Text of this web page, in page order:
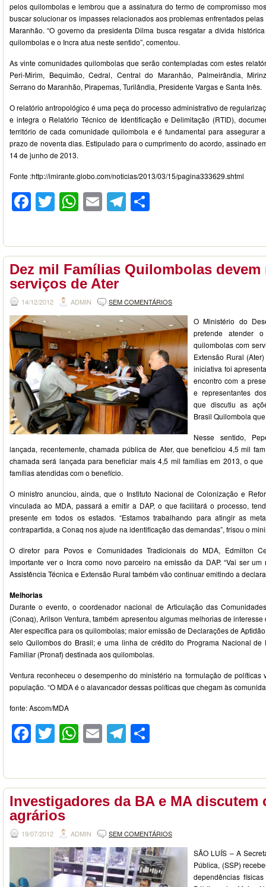
pelos quilombolas e lembrou que a assinatura do termo de compromisso
buscar solucionar os impasses relacionados aos problemas enfrentados
Maranhão. “O governo da presidenta Dilma busca resgatar a dívida
quilombolas e o Incra atua neste sentido”, comentou.
As vinte comunidades quilombolas que serão contempladas com estes
Peri-Mirim, Bequimão, Cedral, Central do Maranhão, Palmeirândia,
Serrano do Maranhão, Pirapemas, Turilândia, Presidente Vargas e Santa Inês.
O relatório antropológico é uma peça do processo administrativo de
e integra o Relatório Técnico de Identificação e Delimitação (RTID),
território de cada comunidade quilombola e é fundamental para assegurar
prazo de noventa dias. Estipulado para o cumprimento do acordo, assinado
14 de junho de 2013.
Fonte :http://imirante.globo.com/noticias/2013/03/15/pagina333629.shtml
Facebook
Twitter
WhatsApp
EmailTelegram
Dez mil Famílias Quilombolas devem
serviços de Ater
14/12/2012 ADMIN SEM COMENTÁRIOS
O Ministério do
pretende atender
quilombolas com
Extensão Rural
iniciativa foi
encontro com a
e representantes
que discutiu as
Brasil Quilombola
Nesse sentido,
lançada, recentemente, chamada pública de Ater, que beneficiou 4,5 mil
chamada será lançada para beneficiar mais 4,5 mil famílias em 2013, o
famílias atendidas com o benefício.
O ministro anunciou, ainda, que o Instituto Nacional de Colonização e
vinculada ao MDA, passará a emitir a DAP, o que facilitará o processo,
presente em todos os estados. “Estamos trabalhando para atingir as
contrapartida, a Conaq nos ajude na identificação das demandas”, frisou o
O diretor para Povos e Comunidades Tradicionais do MDA, Edmilton
importante ver o Incra como novo parceiro na emissão da DAP. “Vai ser
Assistência Técnica e Extensão Rural também vão continuar emitindo a
Melhorias
Durante o evento, o coordenador nacional de Articulação das
(Conaq), Arilson Ventura, também apresentou algumas melhorias de
Ater específica para os quilombolas; maior emissão de Declarações de
selo Quilombos do Brasil; e uma linha de crédito do Programa Nacional de
Familiar (Pronaf) destinada aos quilombolas.
Ventura reconheceu o desempenho do ministério na formulação de políticas
população. “O MDA é o alavancador dessas políticas que chegam às
fonte: Ascom/MDA
Facebook
Twitter
WhatsApp
EmailTelegram
Investigadores da BA e MA discutem
agrários
19/07/2012 ADMIN SEM COMENTÁRIOS
SÃO LUÍS – A
Pública, (SSP)
dependências